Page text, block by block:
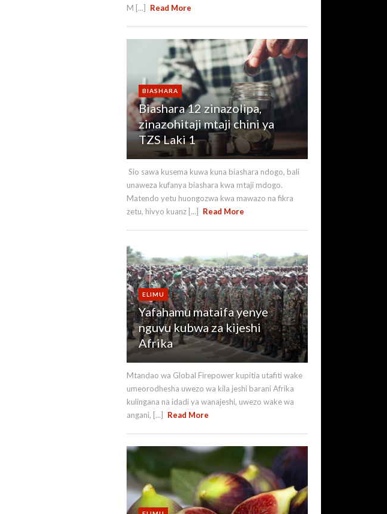
M [...]
Read More
BIASHARA
Biashara 12 zinazolipa,
zinazohitaji mtaji chini ya
TZS Laki 1
Sio sawa kusema kuwa kuna biashara ndogo, bali
unaweza kufanya biashara kwa mtaji mdogo.
Matendo yetu huongozwa kwa mawazo na fikra
zetu, hivyo kuanz [...]
Read More
ELIMU
Yafahamu mataifa yenye
nguvu kubwa za kijeshi
Afrika
Mtandao wa Global Firepower kupitia utafiti wake
umeorodhesha uwezo wa kila jeshi barani Afrika
kulingana na idadi ya wanajeshi, uwezo wake wa
angani, [...]
Read More